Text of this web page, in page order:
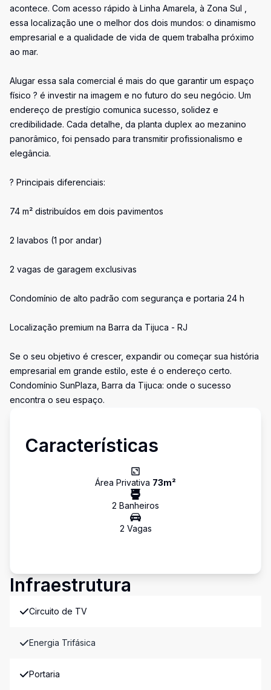
acontece. Com acesso rápido à Linha Amarela, à Zona Sul ,
essa localização une o melhor dos dois mundos: o dinamismo
empresarial e a qualidade de vida de quem trabalha próximo
ao mar.
Alugar essa sala comercial é mais do que garantir um espaço
físico ? é investir na imagem e no futuro do seu negócio. Um
endereço de prestígio comunica sucesso, solidez e
credibilidade. Cada detalhe, da planta duplex ao mezanino
panorâmico, foi pensado para transmitir profissionalismo e
elegância.
? Principais diferenciais:
74 m² distribuídos em dois pavimentos
2 lavabos (1 por andar)
2 vagas de garagem exclusivas
Condomínio de alto padrão com segurança e portaria 24 h
Localização premium na Barra da Tijuca - RJ
Se o seu objetivo é crescer, expandir ou começar sua história
empresarial em grande estilo, este é o endereço certo.
Condomínio SunPlaza, Barra da Tijuca: onde o sucesso
encontra o seu espaço.
Características
Área Privativa 73m²
2 Banheiros
2 Vagas
Infraestrutura
Circuito de TV
Energia Trifásica
Portaria